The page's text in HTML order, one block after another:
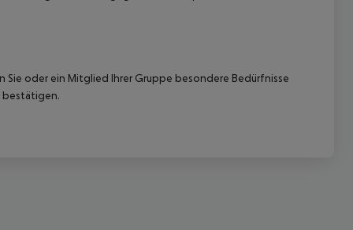
oder ein Mitglied Ihrer Gruppe besondere Bedürfnisse
bestätigen.